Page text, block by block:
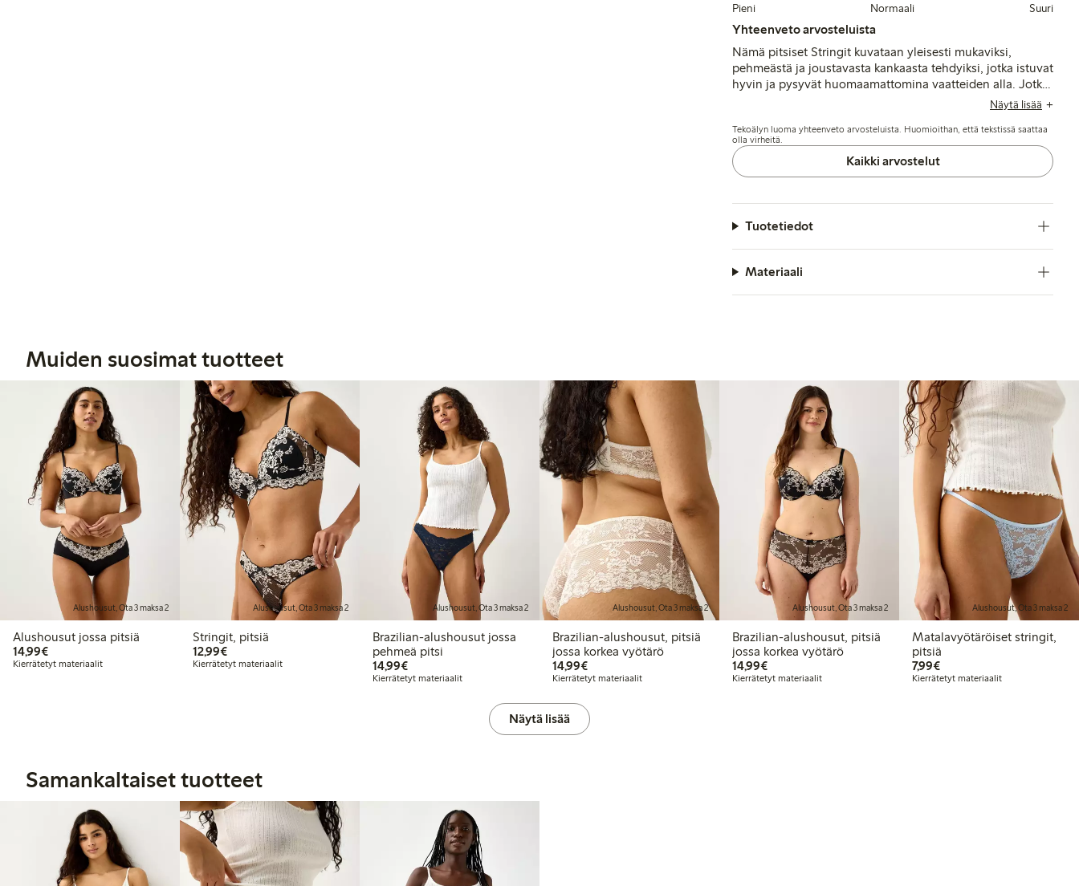
Pieni Normaali Suuri
Yhteenveto arvosteluista
Nämä pitsiset Stringit kuvataan yleisesti mukaviksi,
pehmeästä ja joustavasta kankaasta tehdyiksi, jotka istuvat
hyvin ja pysyvät huomaamattomina vaatteiden alla. Jotkut
asiakkaat mainitsevat kokojen epäjohdonmukaisuuksia ja
haaroissa pesun jälkeen.
Näytä lisää
Tekoälyn luoma yhteenveto arvosteluista. Huomioithan, että tekstissä saattaa
olla virheitä.
Kaikki arvostelut
Tuotetiedot
Materiaali
Muiden suosimat tuotteet
Alushousut, Ota 3 maksa 2
Alushousut jossa pitsiä
14,99€14,99 €
Kierrätetyt materiaalit
Alushousut, Ota 3 maksa 2
Stringit, pitsiä
12,99€12,99 €
Kierrätetyt materiaalit
Alushousut, Ota 3 maksa 2
Brazilian-alushousut jossa
pehmeä pitsi
14,99€14,99 €
Kierrätetyt materiaalit
Alushousut, Ota 3 maksa 2
Brazilian-alushousut, pitsiä
jossa korkea vyötärö
14,99€14,99 €
Kierrätetyt materiaalit
Alushousut, Ota 3 maksa 2
Brazilian-alushousut, pitsiä
jossa korkea vyötärö
14,99€14,99 €
Kierrätetyt materiaalit
Alushousut, Ota 3 maksa 2
Matalavyötäröiset stringit,
pitsiä
7,99€7,99 €
Kierrätetyt materiaalit
Näytä lisää
Samankaltaiset tuotteet